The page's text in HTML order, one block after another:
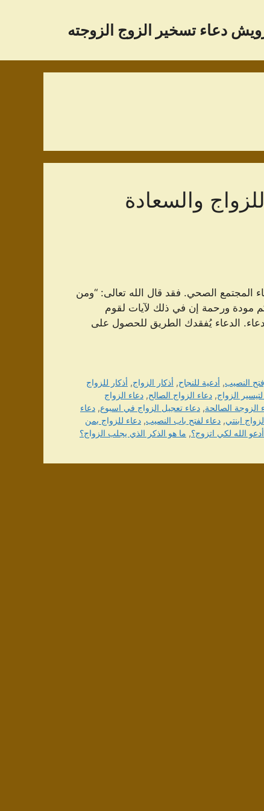
دعاء تسخير الزوج الزوجته
والسعادة
المجتمع الصحي. فقد قال الله تعالى: “ومن
مودة ورحمة إن في ذلك لآيات لقوم
الدعاء. الدعاء يُفقدك الطريق للحصول على
النصيب, أدعية للنجاح, أذكار الزواج, أذكار للزواج
الزواج, دعاء الزواج الصالح, دعاء الزواج
الزوجة الصالحة, دعاء تعجيل الزواج في اسبوع, دعاء
ابنتي, دعاء لفتح باب النصيب, دعاء للزواج بمن
الله لكي اتزوج؟, ما هو الذكر الذي يجلب الزواج؟